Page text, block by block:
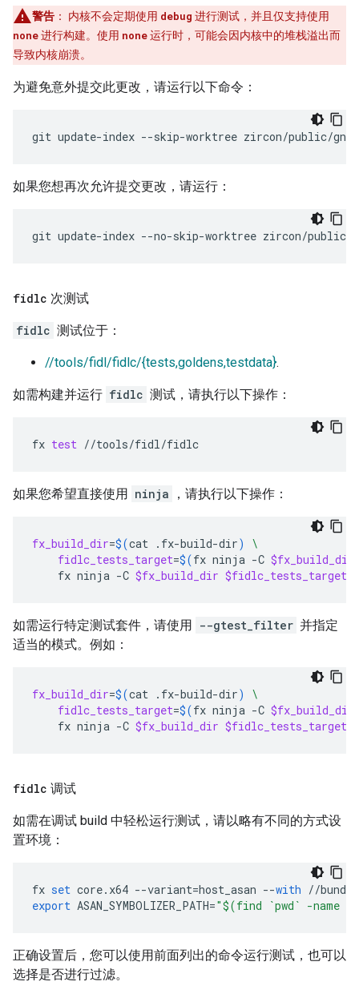
警告 ： 内核不会定期使用 debug 进行测试，并且仅支持使用
none进行构建。使用 none运行时，可能会因内核中的堆栈溢出而
导致内核崩溃。
为避免意外提交此更改，请运行以下命令：
如果您想再次允许提交更改，请运行：
fidlc 次测试
fidlc 测试位于：
//tools/fidl/fidlc/{tests,goldens,testdata}.
如需构建并运行 fidlc 测试，请执行以下操作：
fx test
如果您希望直接使用 ninja ，请执行以下操作：
fx_build_dir=$(cat .fx-build-dir)
\
fidlc_tests_target=$(fx ninja -C $fx_build_dir
fx ninja -C $fx_build_dir $fidlc_tests_target
如需运行特定测试套件，请使用 --gtest_filter 并指定
适当的模式。例如：
fx_build_dir=$(cat .fx-build-dir)
\
fidlc_tests_target=$(fx ninja -C $fx_build_dir
fx ninja -C $fx_build_dir $fidlc_tests_target
fidlc 调试
如需在调试 build 中轻松运行测试，请以略有不同的方式设
置环境：
fx set core. x64 --variant=host_asan --with //
export ASAN_SYMBOLIZER_PATH="$(find `pwd` -name
正确设置后，您可以使用前面列出的命令运行测试，也可以
选择是否进行过滤。